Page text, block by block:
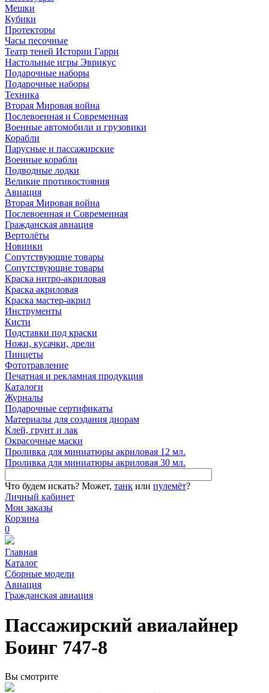
Мешки
Кубики
Протекторы
Часы песочные
Театр теней Истории Гарри
Настольные игры Эврикус
Подарочные наборы
Подарочные наборы
Техника
Вторая Мировая война
Послевоенная и Современная
Военные автомобили и грузовики
Корабли
Парусные и пассажирские
Военные корабли
Подводные лодки
Великие противостояния
Авиация
Вторая Мировая война
Послевоенная и Современная
Гражданская авиация
Вертолёты
Новинки
Сопутствующие товары
Сопутствующие товары
Краска нитро-акриловая
Краска акриловая
Краска мастер-акрил
Инструменты
Кисти
Подставки под краски
Ножи, кусачки, дрели
Пинцеты
Фототравление
Печатная и рекламная продукция
Каталоги
Журналы
Подарочные сертификаты
Материалы для создания диорам
Клей, грунт и лак
Окрасочные маски
Проливка для миниатюры акриловая 12 мл.
Проливка для миниатюры акриловая 30 мл.
Что будем искать? Может, танк или пулемёт?
Личный кабинет
Мои заказы
Корзина
0
Главная
Каталог
Сборные модели
Авиация
Гражданская авиация
Пассажирский авиалайнер
Боинг 747-8
Вы смотрите